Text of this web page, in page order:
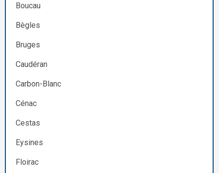
Boucau
Bègles
Bruges
Caudéran
Carbon-Blanc
Cénac
Cestas
Eysines
Floirac